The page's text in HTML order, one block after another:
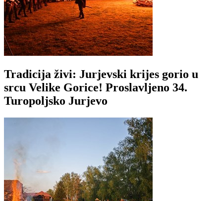
Tradicija živi: Jurjevski krijes gorio u
srcu Velike Gorice! Proslavljeno 34.
Turopoljsko Jurjevo